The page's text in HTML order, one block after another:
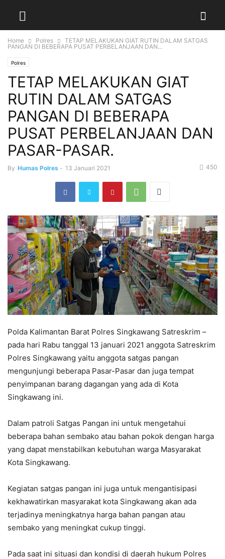
Home Polres
TETAP MELAKUKAN GIAT RUTIN DALAM SATGAS
PANGAN DI BEBERAPA PUSAT PERBELANJAAN DAN...
Polres
TETAP MELAKUKAN GIAT
RUTIN DALAM SATGAS
PANGAN DI BEBERAPA
PUSAT PERBELANJAAN DAN
PASAR-PASAR.
By Humas Polres - 13 Januari 2021 450
Polda Kalimantan Barat Polres Singkawang Satreskrim –
pada hari Rabu tanggal 13 januari 2021 anggota Satreskrim
Polres Singkawang yaitu anggota satgas pangan
mengunjungi beberapa Pasar-Pasar dan juga tempat
penyimpanan barang dagangan yang ada di Kota
Singkawang ini.
Dalam patroli Satgas Pangan ini untuk mengetahui
beberapa bahan sembako atau bahan pokok dengan harga
yang dapat menstabilkan kebutuhan warga Masyarakat
Kota Singkawang.
Kegiatan satgas pangan ini juga untuk mengantisipasi
kekhawatirkan masyarakat kota Singkawang akan ada
terjadinya meningkatnya harga bahan pangan atau
sembako yang meningkat cukup tinggi.
Pada saat ini situasi dan kondisi di daerah hukum Polres